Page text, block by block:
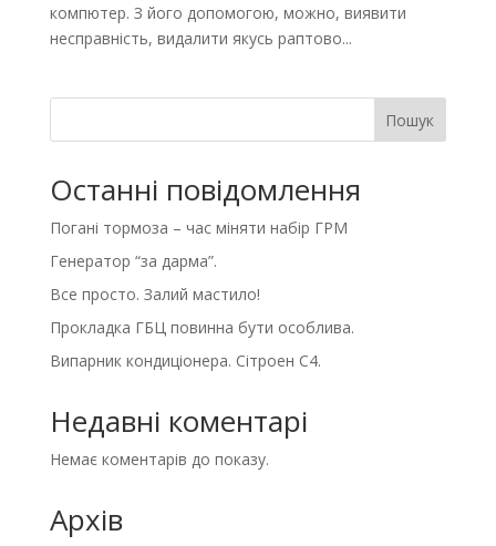
компютер. З його допомогою, можно, виявити
несправність, видалити якусь раптово...
Пошук
Останні повідомлення
Погані тормоза – час міняти набір ГРМ
Генератор “за дарма”.
Все просто. Залий мастило!
Прокладка ГБЦ повинна бути особлива.
Випарник кондиціонера. Сітроен С4.
Недавні коментарі
Немає коментарів до показу.
Архів